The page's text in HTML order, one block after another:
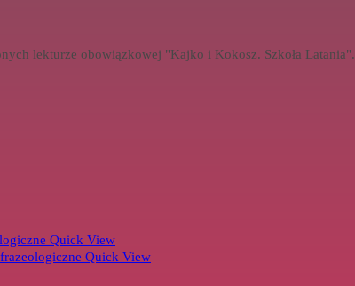
lekturze obowiązkowej "Kajko i Kokosz. Szkoła Latania".
Quick View
Quick View